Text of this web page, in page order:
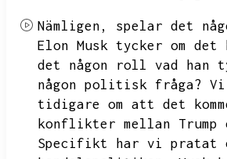
Nämligen,
spelar det
Elon Musk tycker om det
det någon roll vad han
någon politisk fråga?
tidigare om att det
konflikter mellan Trump
Specifikt har vi pratat